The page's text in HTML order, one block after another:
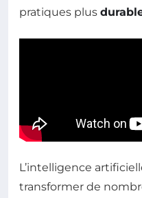
pratiques plus
L’intelligence
transformer de